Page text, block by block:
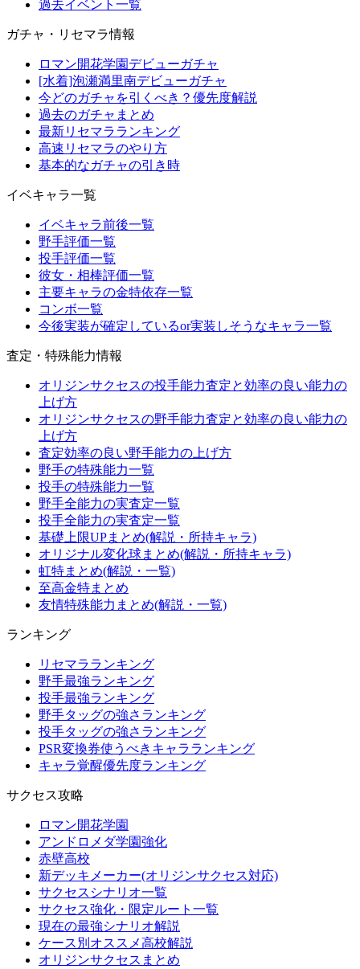
過去イベント一覧
ガチャ・リセマラ情報
ロマン開花学園デビューガチャ
[水着]泡瀬満里南デビューガチャ
今どのガチャを引くべき？優先度解説
過去のガチャまとめ
最新リセマラランキング
高速リセマラのやり方
基本的なガチャの引き時
イベキャラ一覧
イベキャラ前後一覧
野手評価一覧
投手評価一覧
彼女・相棒評価一覧
主要キャラの金特依存一覧
コンボ一覧
今後実装が確定しているor実装しそうなキャラ一覧
査定・特殊能力情報
オリジンサクセスの投手能力査定と効率の良い能力の
上げ方
オリジンサクセスの野手能力査定と効率の良い能力の
上げ方
査定効率の良い野手能力の上げ方
野手の特殊能力一覧
投手の特殊能力一覧
野手全能力の実査定一覧
投手全能力の実査定一覧
基礎上限UPまとめ(解説・所持キャラ)
オリジナル変化球まとめ(解説・所持キャラ)
虹特まとめ(解説・一覧)
至高金特まとめ
友情特殊能力まとめ(解説・一覧)
ランキング
リセマラランキング
野手最強ランキング
投手最強ランキング
野手タッグの強さランキング
投手タッグの強さランキング
PSR変換券使うべきキャラランキング
キャラ覚醒優先度ランキング
サクセス攻略
ロマン開花学園
アンドロメダ学園強化
赤壁高校
新デッキメーカー(オリジンサクセス対応)
サクセスシナリオ一覧
サクセス強化・限定ルート一覧
現在の最強シナリオ解説
ケース別オススメ高校解説
オリジンサクセスまとめ